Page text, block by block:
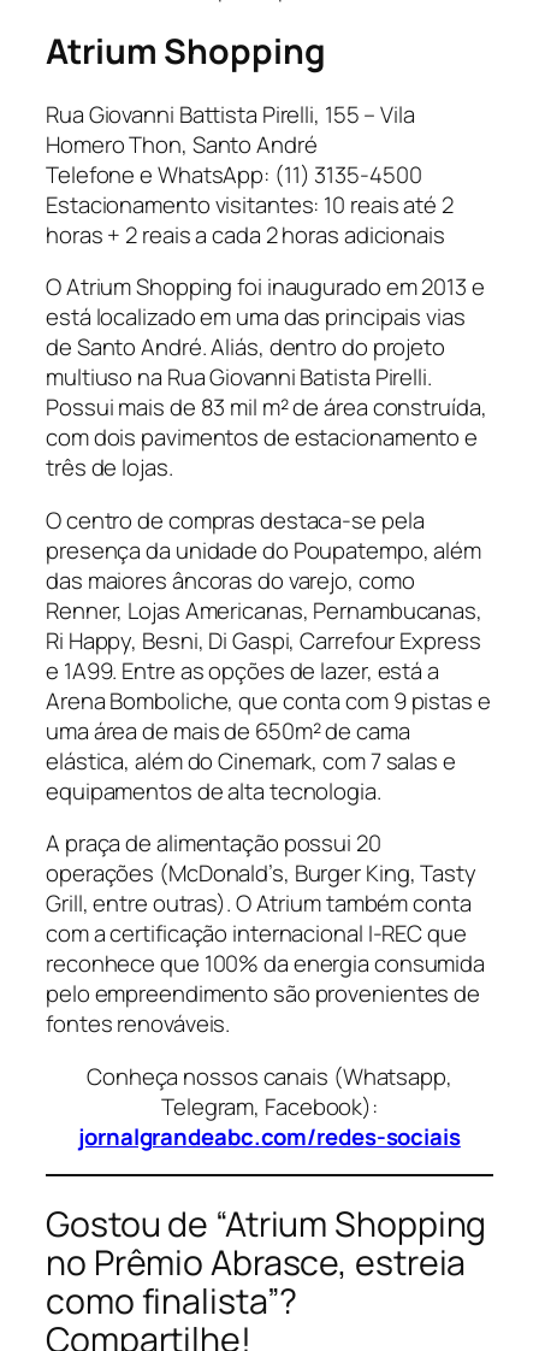
Atrium Shopping
Rua Giovanni Battista Pirelli, 155 – Vila
Homero Thon, Santo André
Telefone e WhatsApp: (11) 3135-4500
Estacionamento visitantes: 10 reais até 2
horas + 2 reais a cada 2 horas adicionais
O Atrium Shopping foi inaugurado em 2013 e
está localizado em uma das principais vias
de Santo André. Aliás, dentro do projeto
multiuso na Rua Giovanni Batista Pirelli.
Possui mais de 83 mil m² de área construída,
com dois pavimentos de estacionamento e
três de lojas.
O centro de compras destaca-se pela
presença da unidade do Poupatempo, além
das maiores âncoras do varejo, como
Renner, Lojas Americanas, Pernambucanas,
Ri Happy, Besni, Di Gaspi, Carrefour Express
e 1A99. Entre as opções de lazer, está a
Arena Bomboliche, que conta com 9 pistas e
uma área de mais de 650m² de cama
elástica, além do Cinemark, com 7 salas e
equipamentos de alta tecnologia.
A praça de alimentação possui 20
operações (McDonald’s, Burger King, Tasty
Grill, entre outras). O Atrium também conta
com a certificação internacional I-REC que
reconhece que 100% da energia consumida
pelo empreendimento são provenientes de
fontes renováveis.
Conheça nossos canais (Whatsapp,
Telegram, Facebook):
jornalgrandeabc.com/redes-sociais
Gostou de “Atrium Shopping
no Prêmio Abrasce, estreia
como finalista”?
Compartilhe!